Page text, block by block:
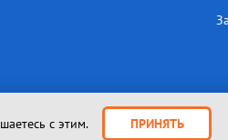
с этим. ПРИНЯТЬ